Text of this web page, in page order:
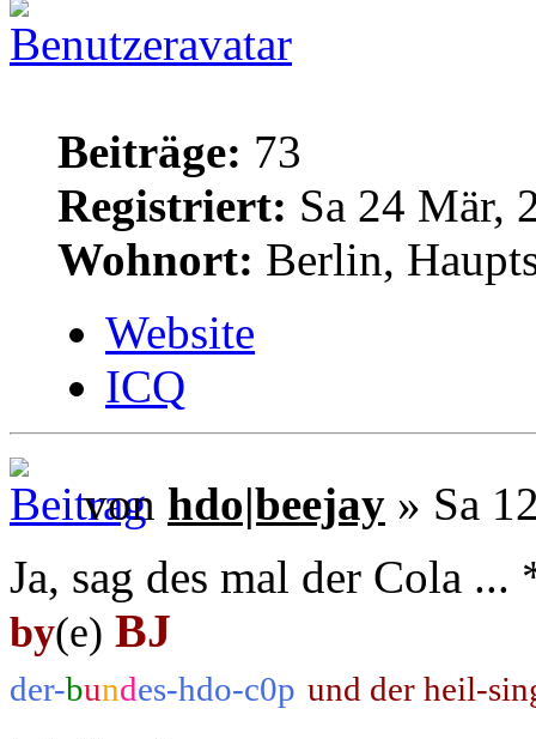
Beiträge: 73
Registriert: Sa 24 Mär,
Wohnort: Berlin,
Website
ICQ
von hdo|beejay » Sa
Ja, sag des mal der Cola
by(e) BJ
der-bundes-hdo-c0p und der heil-